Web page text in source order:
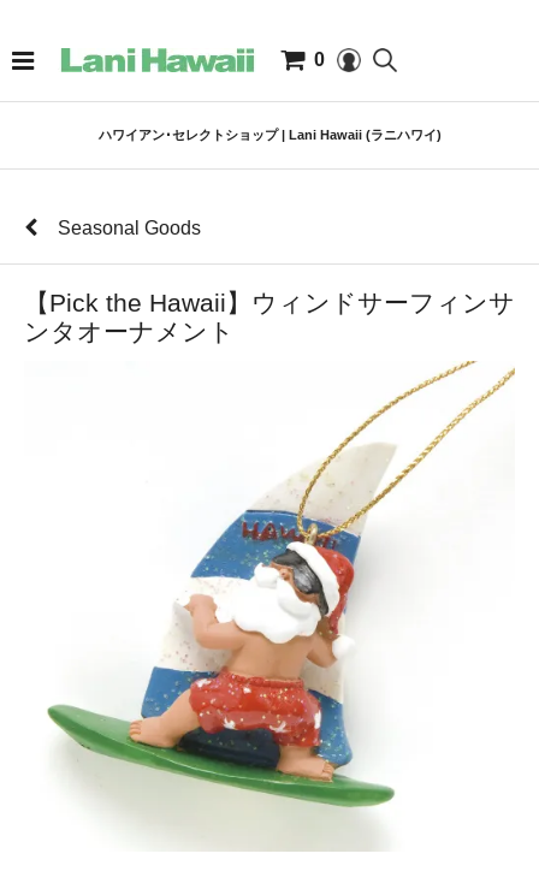
0
ハワイアン･セレクトショップ | Lani Hawaii (ラニハワイ)
Seasonal Goods
【Pick the Hawaii】ウィンドサーフィンサ
ンタオーナメント